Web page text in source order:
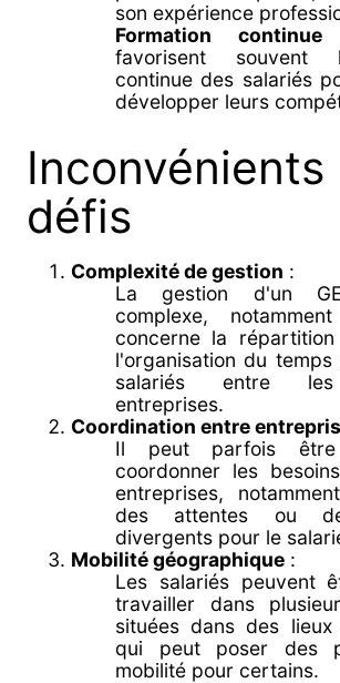
son expérience
Formation continue
favorisent souvent
continue des salariés
développer leurs
défis
Complexité de gestion :
La gestion d'un
complexe,
concerne la
l'organisation du
salariés entre les
entreprises.
Coordination entre
Il peut parfois
coordonner les
entreprises,
des attentes ou
divergents pour le
Mobilité géographique :
Les salariés peuvent
travailler dans
situées dans des
qui peut poser des
mobilité pour certains.